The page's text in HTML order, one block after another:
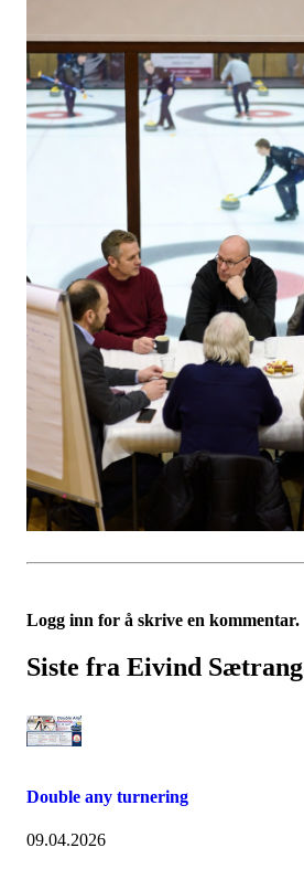
Logg inn for å skrive en kommentar.
Siste fra Eivind Sætrang
Double any turnering
09.04.2026